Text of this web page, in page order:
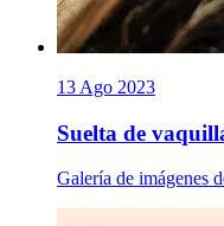
13 Ago 2023
Suelta de
Galería de imágenes